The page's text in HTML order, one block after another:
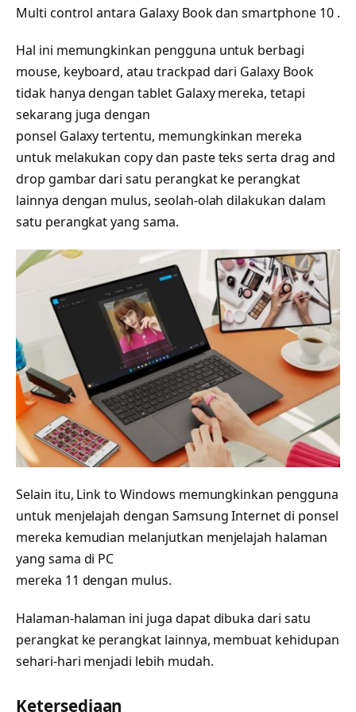
Multi control antara Galaxy Book dan smartphone 10 .
Hal ini memungkinkan pengguna untuk berbagi
mouse, keyboard, atau trackpad dari Galaxy Book
tidak hanya dengan tablet Galaxy mereka, tetapi
sekarang juga dengan
ponsel Galaxy tertentu, memungkinkan mereka
untuk melakukan copy dan paste teks serta drag and
drop gambar dari satu perangkat ke perangkat
lainnya dengan mulus, seolah-olah dilakukan dalam
satu perangkat yang sama.
Selain itu, Link to Windows memungkinkan pengguna
untuk menjelajah dengan Samsung Internet di ponsel
mereka kemudian melanjutkan menjelajah halaman
yang sama di PC
mereka 11 dengan mulus.
Halaman-halaman ini juga dapat dibuka dari satu
perangkat ke perangkat lainnya, membuat kehidupan
sehari-hari menjadi lebih mudah.
Ketersediaan